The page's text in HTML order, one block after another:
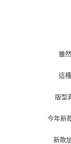
雖
這
版型
今年新
新款